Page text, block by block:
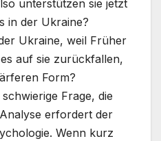
unterstützen sie jetzt
in der Ukraine?
Ukraine, weil Früher
auf sie zurückfallen,
Form?
Frage, die
erfordert der
Wenn kurz